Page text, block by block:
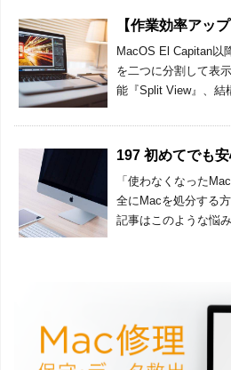
MacOS El Capitan以
を二つに分割して表
能『Split View』、結
「使わなくなった
全にMacを処分する
記事はこのような悩